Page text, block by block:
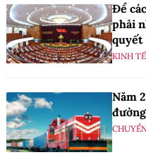
Để
phải
quyết
KINH
Năm